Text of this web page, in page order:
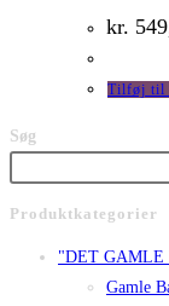
kr.
Tilføj til
Søg
Produktkategorier
"DET
Gamle